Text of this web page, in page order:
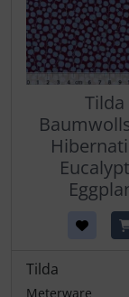
Tilda
Tilda
Meterware